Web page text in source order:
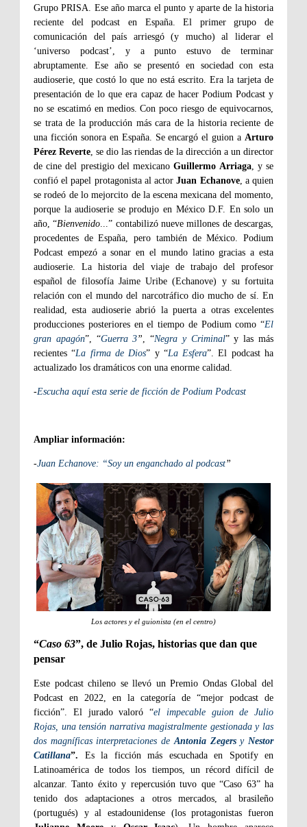
Grupo PRISA. Ese año marca el punto y aparte de la historia
reciente del podcast en España. El primer grupo de
comunicación del país arriesgó (y mucho) al liderar el
‘universo podcast’, y a punto estuvo de terminar
abruptamente. Ese año se presentó en sociedad con esta
audioserie, que costó lo que no está escrito. Era la tarjeta de
presentación de lo que era capaz de hacer Podium Podcast y
no se escatimó en medios. Con poco riesgo de equivocarnos,
se trata de la producción más cara de la historia reciente de
una ficción sonora en España. Se encargó el guion a Arturo
Pérez Reverte, se dio las riendas de la dirección a un director
de cine del prestigio del mexicanoGuillermo Arriaga, y se
confió el papel protagonista al actorJuan Echanove, a quien
se rodeó de lo mejorcito de la escena mexicana del momento,
porque la audioserie se produjo en México D.F. En solo un
año, “Bienvenido...” contabilizó nueve millones de descargas,
procedentes de España, pero también de México. Podium
Podcast empezó a sonar en el mundo latino gracias a esta
audioserie. La historia del viaje de trabajo del profesor
español de filosofía Jaime Uribe (Echanove) y su fortuita
relación con el mundo del narcotráfico dio mucho de sí. En
realidad, esta audioserie abrió la puerta a otras excelentes
producciones posteriores en el tiempo de Podium como “El
gran apagón”, “Guerra 3”, “Negra y Criminal” y las más
recientes “La firma de Dios” y “La Esfera”. El podcast ha
actualizado los dramáticos con una enorme calidad.
-Escucha aquí esta serie de ficción de Podium Podcast
Ampliar información:
-Juan Echanove: “Soy un enganchado al podcast”
Los actores y el guionista (en el centro)
“Caso 63”, de Julio Rojas, historias que dan que
pensar
Este podcast chileno se llevó un Premio Ondas Global del
Podcast en 2022, en la categoría de “mejor podcast de
ficción”. El jurado valoró “el impecable guion de Julio
Rojas, una tensión narrativa magistralmente gestionada y las
dos magníficas interpretaciones deAntonia ZegersyNestor
Catillana”. Es la ficción más escuchada en Spotify en
Latinoamérica de todos los tiempos, un récord difícil de
alcanzar. Tanto éxito y repercusión tuvo que “Caso 63” ha
tenido dos adaptaciones a otros mercados, al brasileño
(portugués) y al estadounidense (los protagonistas fueron